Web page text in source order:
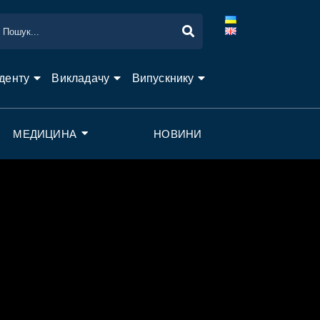
Викладачу Випускнику
МЕДИЦИНА НОВИНИ